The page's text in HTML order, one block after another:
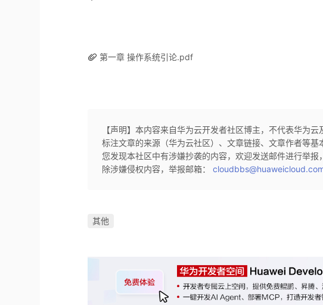
第一章 操作系统引论.pdf
【声明】本内容来自华为云开发者社区博主，不代表华为
标注文章的来源（华为云社区）、文章链接、文章作者等
您发现本社区中有涉嫌抄袭的内容，欢迎发送邮件进行举
除涉嫌侵权内容，举报邮箱：
其他